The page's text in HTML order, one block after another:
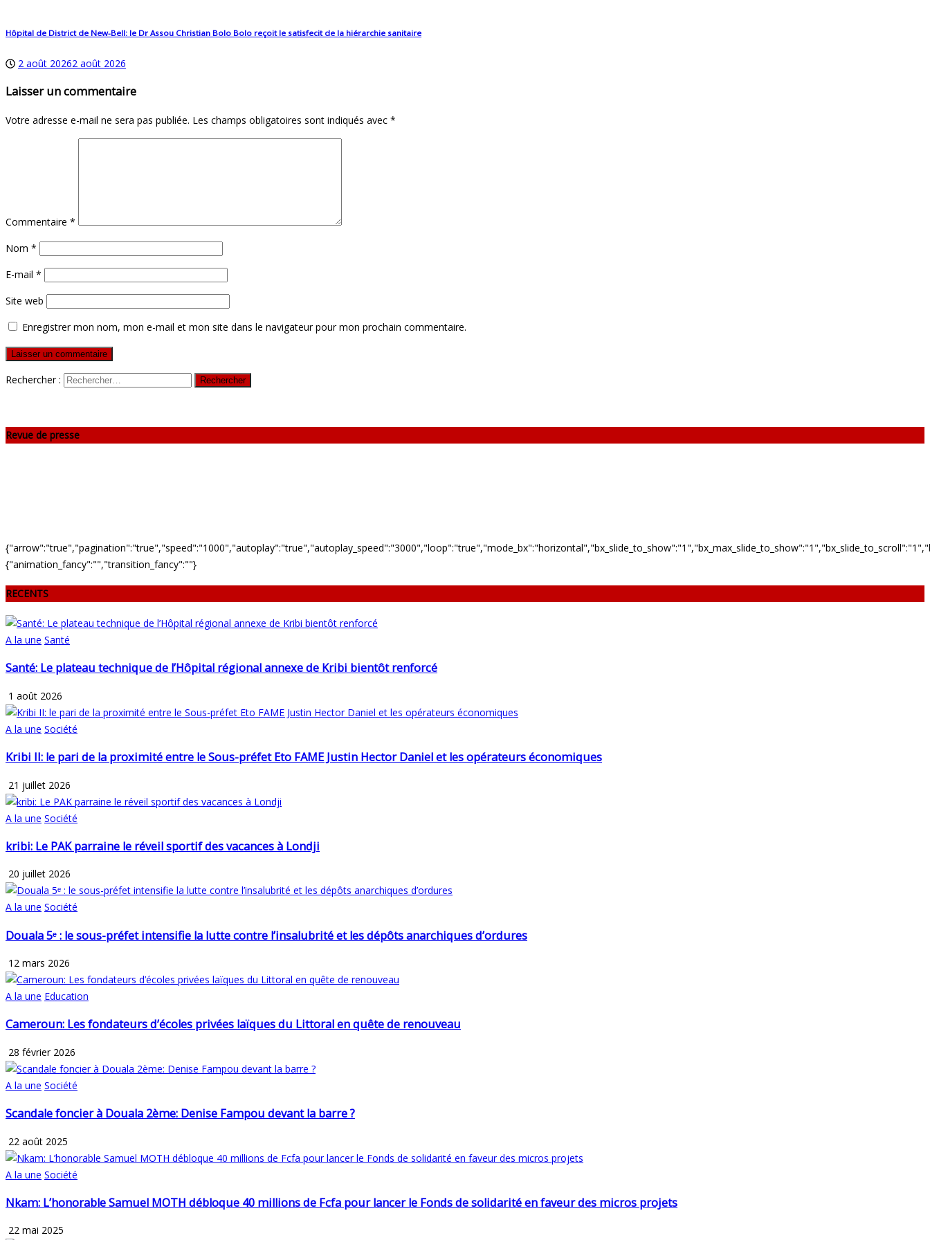
Hôpital de District de New-Bell: le Dr Assou Christian Bolo Bolo reçoit le satisfecit de la hiérarchie sanitaire
2 août 20262 août 2026
Laisser un commentaire
Votre adresse e-mail ne sera pas publiée. Les champs obligatoires sont indiqués avec *
Commentaire *
Nom *
E-mail *
Site web
Enregistrer mon nom, mon e-mail et mon site dans le navigateur pour mon prochain commentaire.
Rechercher :
Revue de presse
{"animation_fancy":"","transition_fancy":""}
RECENTS
A la une Santé
Santé: Le plateau technique de l’Hôpital régional annexe de Kribi bientôt renforcé
1 août 2026
A la une Société
Kribi II: le pari de la proximité entre le Sous-préfet Eto FAME Justin Hector Daniel et les opérateurs économiques
21 juillet 2026
A la une Société
kribi: Le PAK parraine le réveil sportif des vacances à Londji
20 juillet 2026
A la une Société
Douala 5ᵉ : le sous-préfet intensifie la lutte contre l’insalubrité et les dépôts anarchiques d’ordures
12 mars 2026
A la une Education
Cameroun: Les fondateurs d’écoles privées laïques du Littoral en quête de renouveau
28 février 2026
A la une Société
Scandale foncier à Douala 2ème: Denise Fampou devant la barre ?
22 août 2025
A la une Société
Nkam: L’honorable Samuel MOTH débloque 40 millions de Fcfa pour lancer le Fonds de solidarité en faveur des micros projets
22 mai 2025